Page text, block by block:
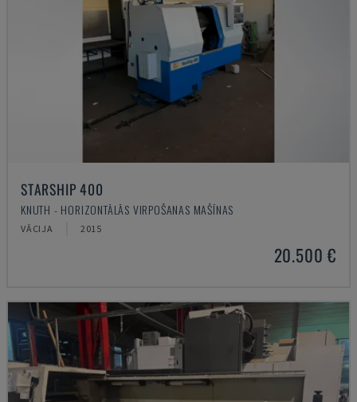
STARSHIP 400
KNUTH - HORIZONTĀLĀS VIRPOŠANAS MAŠĪNAS
VĀCIJA 2015
20.500 €